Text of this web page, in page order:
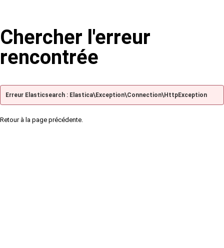
Chercher l'erreur
rencontrée
Erreur Elasticsearch : Elastica\Exception\Connection\HttpException
Retour à la page précédente.